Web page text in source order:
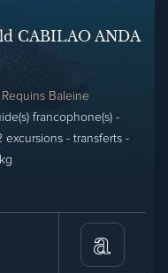
CABILAO ANDA
Baleine
francophone(s) -
- transferts -